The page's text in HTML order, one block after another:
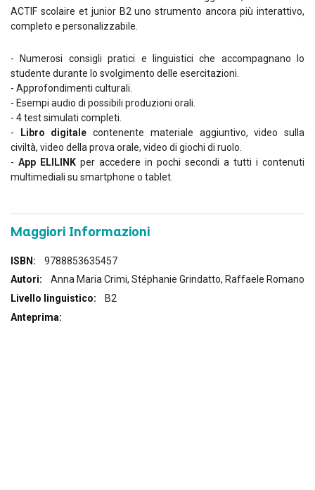
ACTIF scolaire et junior B2 uno strumento ancora più interattivo,
completo e personalizzabile.
- Numerosi consigli pratici e linguistici che accompagnano lo
studente durante lo svolgimento delle esercitazioni.
- Approfondimenti culturali.
- Esempi audio di possibili produzioni orali.
- 4 test simulati completi.
- Libro digitale contenente materiale aggiuntivo, video sulla
civiltà, video della prova orale, video di giochi di ruolo.
- App ELILINK per accedere in pochi secondi a tutti i contenuti
multimediali su smartphone o tablet.
Maggiori Informazioni
Maggiori
Informazioni
9788853635457
Anna Maria Crimi, Stéphanie Grindatto, Raffaele Romano
B2